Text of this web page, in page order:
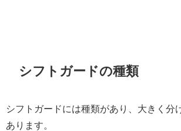
シフトガードの種類
シフトガードには種類があり、大きく分
あります。